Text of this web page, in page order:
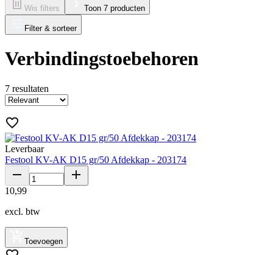
Wis filters Toon 7 producten
Filter & sorteer
Verbindingstoebehoren
7 resultaten
Leverbaar
Festool KV-AK D15 gr/50 Afdekkap - 203174
10,99
excl. btw
Toevoegen